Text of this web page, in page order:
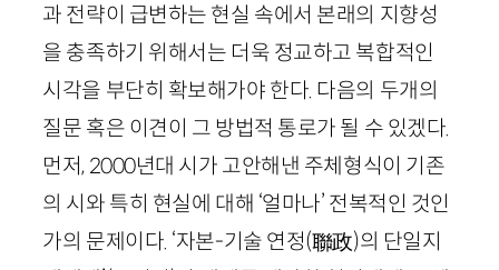
과 전략이 급변하는 현실 속에서 본래의 지향성
을 충족하기 위해서는 더욱 정교하고 복합적인
시각을 부단히 확보해가야 한다. 다음의 두개의
질문 혹은 이견이 그 방법적 통로가 될 수 있겠다.
먼저, 2000년대 시가 고안해낸 주체형식이 기존
의 시와 특히 현실에 대해 ‘얼마나’ 전복적인 것인
가의 문제이다. ‘자본-기술 연정(聯政)의 단일지